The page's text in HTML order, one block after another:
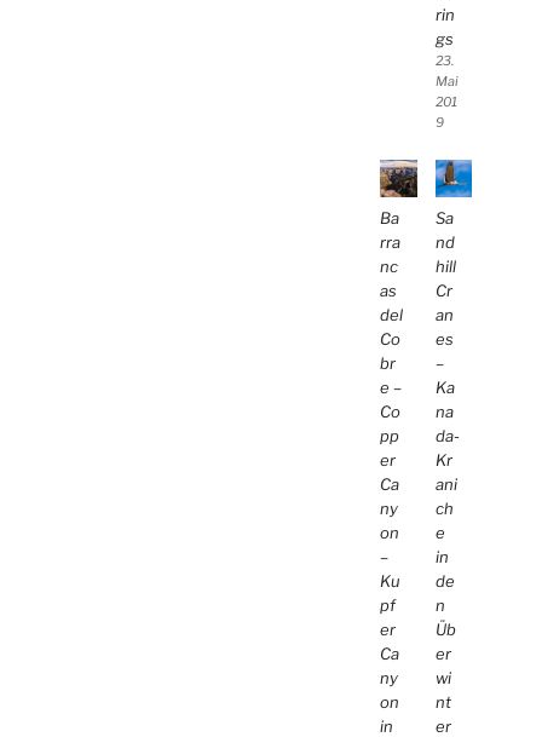
rin
gs
23.
Mai
201
9
Ba
rra
nc
as
del
Co
br
e –
Co
pp
er
Ca
ny
on
–
Ku
pf
er
Ca
ny
on
in
Sa
nd
hill
Cr
an
es
–
Ka
na
da-
Kr
ani
ch
e
in
de
n
Üb
er
wi
nt
er